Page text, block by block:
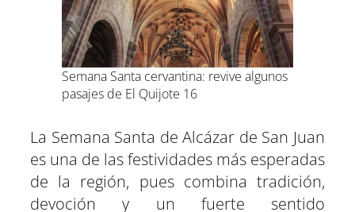
Semana Santa cervantina: revive algunos
pasajes de El Quijote 16
La Semana Santa de Alcázar de San Juan
es una de las festividades más esperadas
de la región, pues combina tradición,
devoción y un fuerte sentido